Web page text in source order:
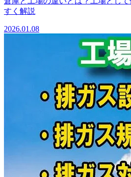
すく解説
2026.01.08